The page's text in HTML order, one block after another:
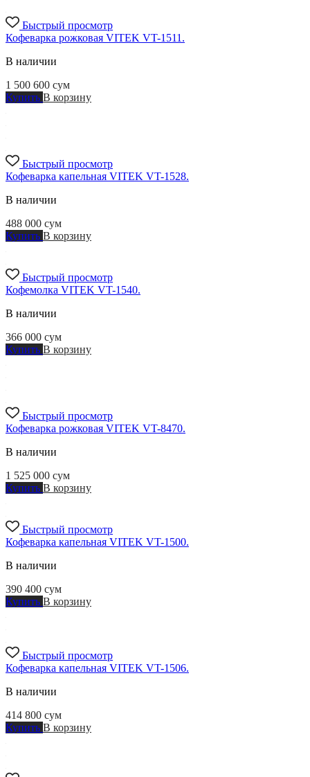
Быстрый просмотр
Кофеварка рожковая VITEK VT-1511.
В наличии
1 500 600 сум
Купить В корзину
Быстрый просмотр
Кофеварка капельная VITEK VT-1528.
В наличии
488 000 сум
Купить В корзину
Быстрый просмотр
Кофемолка VITEK VT-1540.
В наличии
366 000 сум
Купить В корзину
Быстрый просмотр
Кофеварка рожковая VITEK VT-8470.
В наличии
1 525 000 сум
Купить В корзину
Быстрый просмотр
Кофеварка капельная VITEK VT-1500.
В наличии
390 400 сум
Купить В корзину
Быстрый просмотр
Кофеварка капельная VITEK VT-1506.
В наличии
414 800 сум
Купить В корзину